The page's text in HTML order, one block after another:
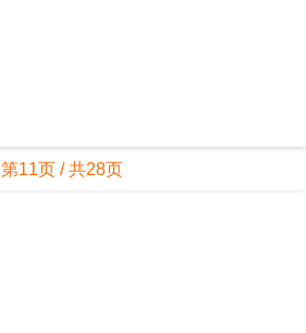
第11页 / 共28页